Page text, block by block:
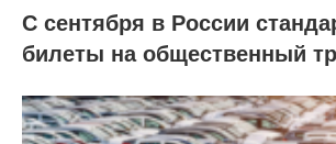
С сентября в России
билеты на общественный